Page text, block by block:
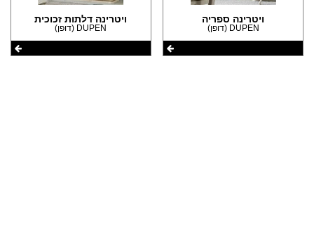
ויטרינה ספריה
DUPEN (דופן)
ויטרינה דלתות זכוכית
DUPEN (דופן)